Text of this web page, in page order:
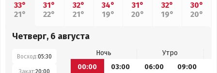
33°
21°
31°
22°
32°
21°
34°
19°
31°
20°
32°
19°
30°
20°
Четверг, 6 августа
Восход:05:30
Закат:20:00
Ночь
Утро
00:00
03:00 06:00 09:00